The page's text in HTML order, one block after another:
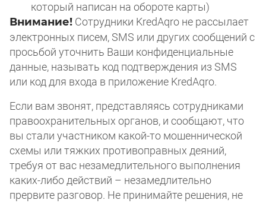
который написан на обороте карты)
Внимание! Сотрудники KredAqro не рассылает
электронных писем, SMS или других сообщений с
просьбой уточнить Ваши конфиденциальные
данные, называть код подтверждения из SMS
или код для входа в приложение KredAqro.
Если вам звонят, представляясь сотрудниками
правоохранительных органов, и сообщают, что
вы стали участником какой-то мошеннической
схемы или тяжких противоправных деяний,
требуя от вас незамедлительного выполнения
каких-либо действий – незамедлительно
прервите разговор. Не принимайте решения, не